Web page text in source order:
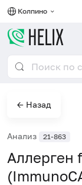
Колпино
← Назад
Анализ 21-863
Аллерген